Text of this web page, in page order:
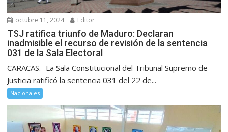
octubre 11, 2024 Editor
TSJ ratifica triunfo de Maduro: Declaran
inadmisible el recurso de revisión de la sentencia
031 de la Sala Electoral
CARACAS.- La Sala Constitucional del Tribunal Supremo de
Justicia ratificó la sentencia 031 del 22 de...
Nacionales